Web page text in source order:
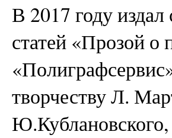
В 2017 году
статей «Прозой о
творчеству Л.